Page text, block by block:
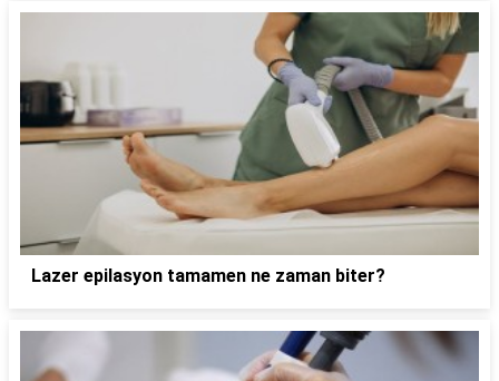
Lazer epilasyon tamamen ne zaman biter?